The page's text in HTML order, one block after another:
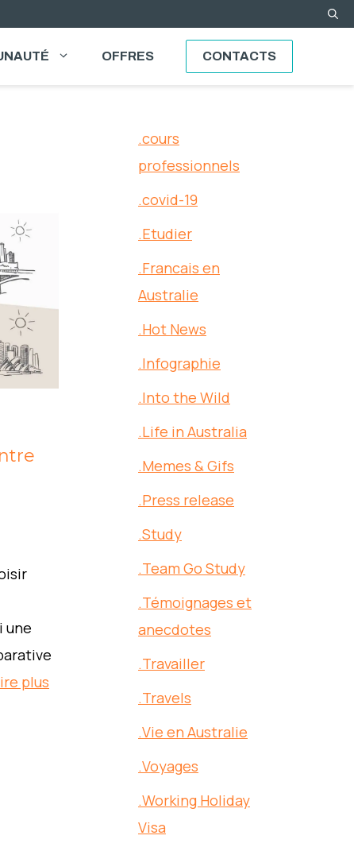
OFFRES CONTACTS
une
plus
.cours
professionnels
.covid-19
.Etudier
.Francais en
Australie
.Hot News
.Infographie
.Into the Wild
.Life in Australia
.Memes & Gifs
.Press release
.Study
.Team Go Study
.Témoignages et
anecdotes
.Travailler
.Travels
.Vie en Australie
.Voyages
.Working Holiday
Visa